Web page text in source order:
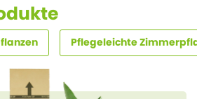
Pflegeleichte